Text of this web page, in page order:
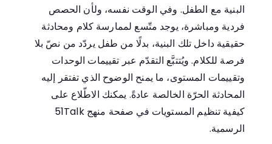
البنية مع الطفل. وفي الوقت نفسه، ولأن الحصص
فردية ومباشرة، يوجد متّسع لممارسة كلام ومحادثة
حقيقية داخل تلك البنية، بدلًا من طفل يردّد من نصّ بلا
فرصة للكلام. ويُتتبَّع التقدّم عبر تقييمات الوحدات
وتقييمات المستوى، ما يمنح الوضوح الذي تفتقر إليه
المحادثة الحرّة الخالصة عادةً. يمكنك الاطّلاع على
كيفية تنظيم المستويات في
صفحة منهج 51Talk
الرسمية.